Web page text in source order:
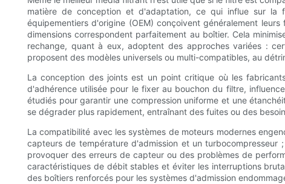
matière de conception et d'adaptation, ce qui influe sur la
équipementiers d'origine (OEM) conçoivent généralement
dimensions correspondent parfaitement au boîtier. Cela
rechange, quant à eux, adoptent des approches variées :
proposent des modèles universels ou multi-compatibles, au
La conception des joints est un point critique où les
d'adhérence utilisée pour le fixer au bouchon du filtre,
étudiés pour garantir une compression uniforme et une
se dégrader plus rapidement, entraînant des fuites ou des
La compatibilité avec les systèmes de moteurs modernes
capteurs de température d'admission et un
provoquer des erreurs de capteur ou des problèmes de
caractéristiques de débit stables et éviter les interruptions
des boîtiers renforcés pour les systèmes d'admission